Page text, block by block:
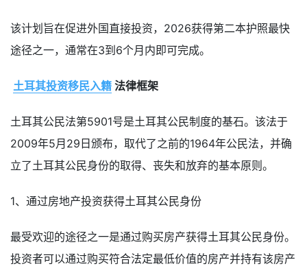
该计划旨在促进外国直接投资，2026获得第二本护照最快
途径之一，通常在3到6个月内即可完成。
土耳其投资移民入籍 法律框架
土耳其公民法第5901号是土耳其公民制度的基石。该法于
2009年5月29日颁布，取代了之前的1964年公民法，并确
立了土耳其公民身份的取得、丧失和放弃的基本原则。
1、通过房地产投资获得土耳其公民身份
最受欢迎的途径之一是通过购买房产获得土耳其公民身份。
投资者可以通过购买符合法定最低价值的房产并持有该房产